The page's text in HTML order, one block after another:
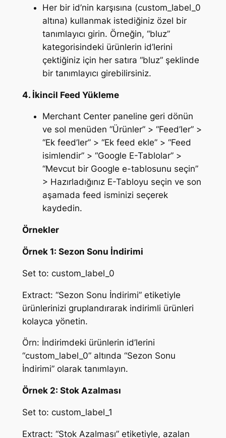
Her bir id’nin karşısına (custom_label_0
altına) kullanmak istediğiniz özel bir
tanımlayıcı girin. Örneğin, “bluz”
kategorisindeki ürünlerin id’lerini
çektiğiniz için her satıra “bluz” şeklinde
bir tanımlayıcı girebilirsiniz.
4. İkincil Feed Yükleme
Merchant Center paneline geri dönün
ve sol menüden “Ürünler” > “Feed’ler” >
“Ek feed’ler” > “Ek feed ekle” > “Feed
isimlendir” > “Google E-Tablolar” >
“Mevcut bir Google e-tablosunu seçin”
> Hazırladığınız E-Tabloyu seçin ve son
aşamada feed isminizi seçerek
kaydedin.
Örnekler
Örnek 1: Sezon Sonu İndirimi
Set to: custom_label_0
Extract: “Sezon Sonu İndirimi” etiketiyle
ürünlerinizi gruplandırarak indirimli ürünleri
kolayca yönetin.
Örn: İndirimdeki ürünlerin id’lerini
“custom_label_0” altında “Sezon Sonu
İndirimi” olarak tanımlayın.
Örnek 2: Stok Azalması
Set to: custom_label_1
Extract: “Stok Azalması” etiketiyle, azalan